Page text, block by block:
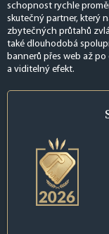
schopnost rychle
skutečný partner, který
zbytečných průtahů
také dlouhodobá
bannerů přes web až po
a viditelný efekt.